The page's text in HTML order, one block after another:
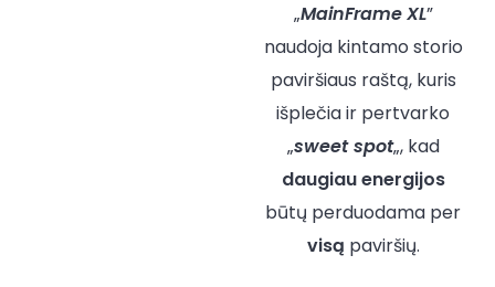
„MainFrame XL”
naudoja kintamo storio
paviršiaus raštą, kuris
išplečia ir pertvarko
„sweet spot„, kad
daugiauenergijos
būtų perduodama per
visą paviršių.